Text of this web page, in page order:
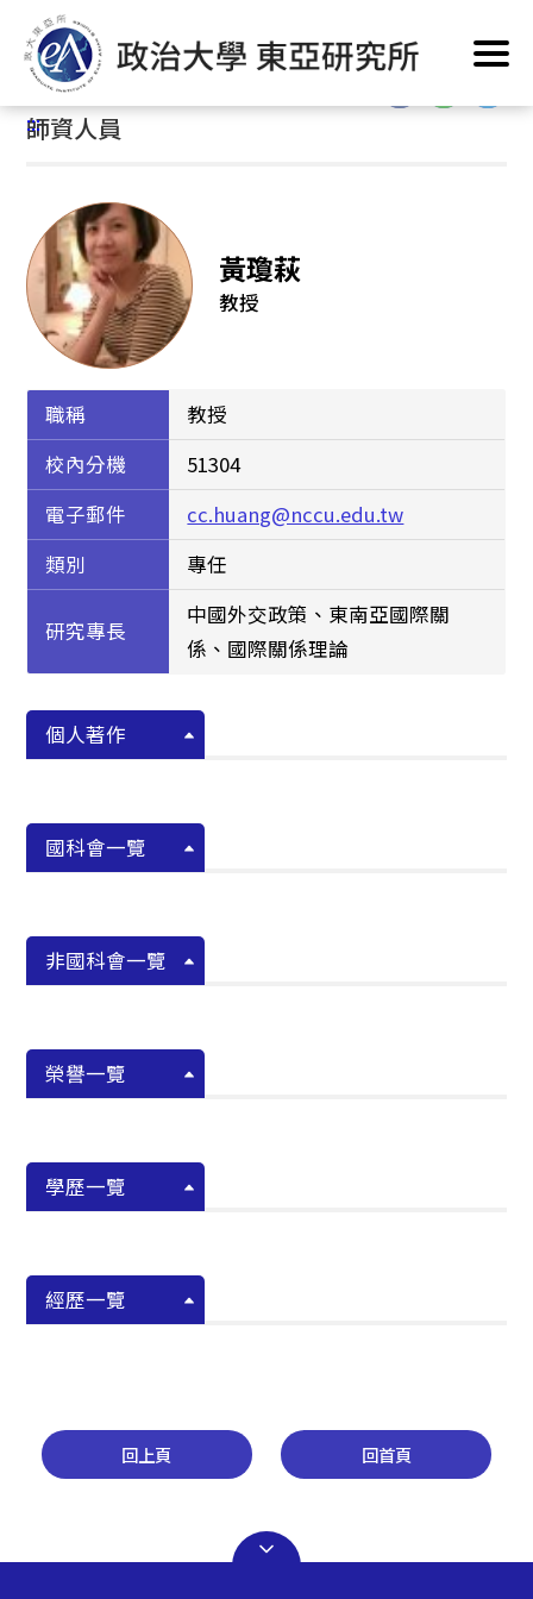
到
要
內
首頁/
:::
:::
師資人員
黃瓊萩
教授
職稱
教授
校內分機
51304
電子郵件
cc.huang@nccu.edu.tw
類別
專任
研究專長
中國外交政策、東南亞國際關
係、國際關係理論
個人著作
國科會一覽
非國科會一覽
榮譽一覽
學歷一覽
經歷一覽
回上頁 回首頁